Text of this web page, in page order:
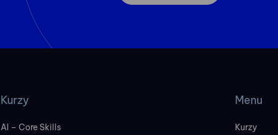
Kurzy
AI – Core Skills
Menu
Kurzy